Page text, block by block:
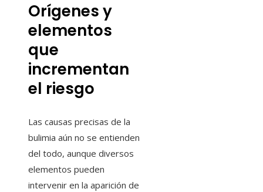
Orígenes y
elementos
que
incrementan
el riesgo
Las causas precisas de la
bulimia aún no se entienden
del todo, aunque diversos
elementos pueden
intervenir en la aparición de